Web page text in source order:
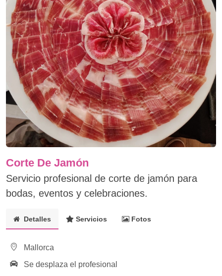
Corte De Jamón
Servicio profesional de corte de jamón para
bodas, eventos y celebraciones.
Detalles Servicios Fotos
Mallorca
Se desplaza el profesional